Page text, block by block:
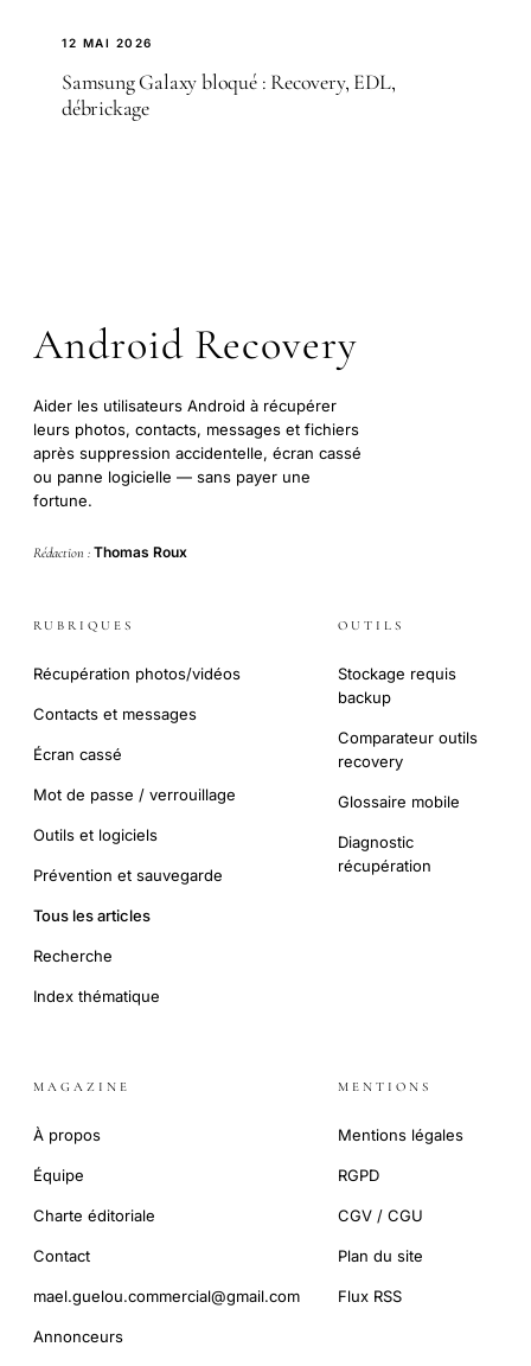
12 MAI 2026
Samsung Galaxy bloqué : Recovery, EDL,
débrickage
Android Recovery
Aider les utilisateurs Android à récupérer
leurs photos, contacts, messages et fichiers
après suppression accidentelle, écran cassé
ou panne logicielle — sans payer une
fortune.
Rédaction : Thomas Roux
RUBRIQUES
Récupération photos/vidéos
Contacts et messages
Écran cassé
Mot de passe / verrouillage
Outils et logiciels
Prévention et sauvegarde
Tous les articles
Recherche
Index thématique
OUTILS
Stockage requis
backup
Comparateur outils
recovery
Glossaire mobile
Diagnostic
récupération
MAGAZINE
À propos
Équipe
Charte éditoriale
Contact
mael.guelou.commercial@gmail.com
Annonceurs
MENTIONS
Mentions légales
RGPD
CGV / CGU
Plan du site
Flux RSS